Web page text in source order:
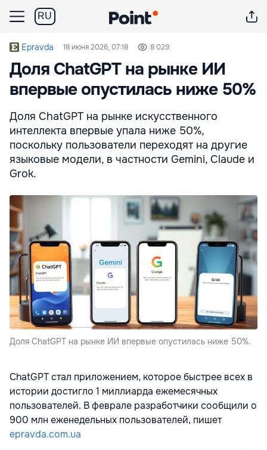
RU
Epravda 18 июня 2026, 07:18 8 029
Доля ChatGPT на рынке ИИ
впервые опустилась ниже 50%
Доля ChatGPT на рынке искусственного
интеллекта впервые упала ниже 50%,
поскольку пользователи переходят на другие
языковые модели, в частности Gemini, Claude и
Grok.
Доля ChatGPT на рынке ИИ впервые опустилась ниже 50%.
ChatGPT стал приложением, которое быстрее всех в
истории достигло 1 миллиарда ежемесячных
пользователей. В феврале разработчики сообщили о
900 млн еженедельных пользователей, пишет
epravda.com.ua